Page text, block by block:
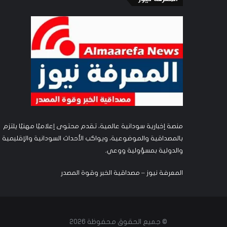
منصة إخبارية سودانية عالمية، تقدم محتوى إعلاميًا مهنيًا يلتزم
بالمصداقية والموضوعية، ويواكب الأحداث السودانية والإقليمية
والدولية بمسؤولية ووعي.
المعرفة نيوز – مصداقية الخبر وقوة المصدر
© جميع الحقوق محفوظة 2026